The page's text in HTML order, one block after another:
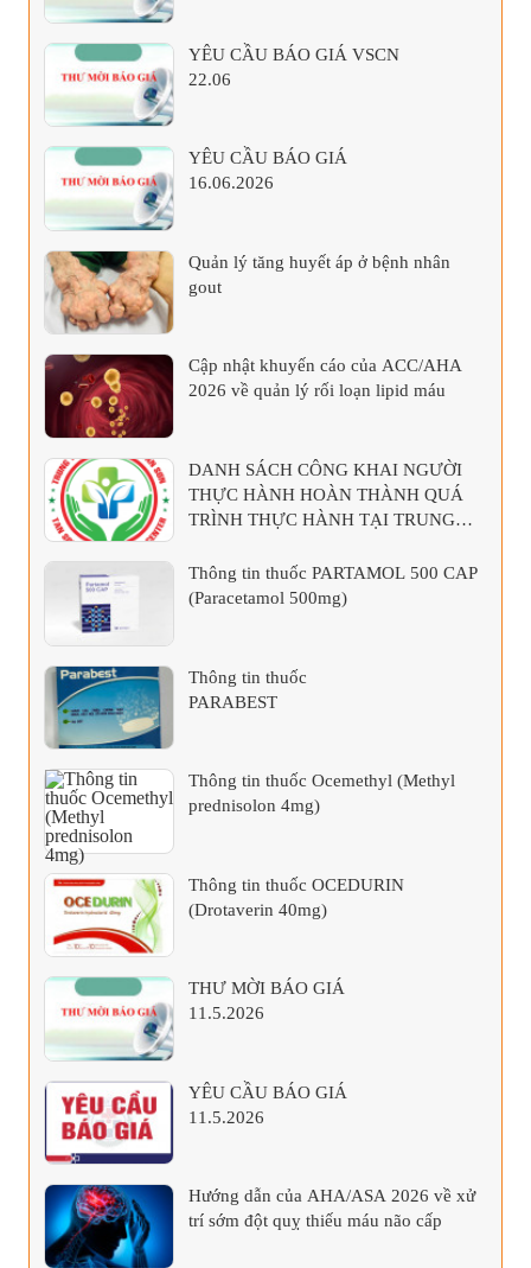
YÊU CẦU BÁO GIÁ VSCN
22.06
YÊU CẦU BÁO GIÁ
16.06.2026
Quản lý tăng huyết áp ở bệnh nhân
gout
Cập nhật khuyến cáo của ACC/AHA
2026 về quản lý rối loạn lipid máu
DANH SÁCH CÔNG KHAI NGƯỜI
THỰC HÀNH HOÀN THÀNH QUÁ
TRÌNH THỰC HÀNH TẠI TRUNG
Thông tin thuốc PARTAMOL 500 CAP
(Paracetamol 500mg)
Thông tin thuốc
PARABEST
Thông tin thuốc Ocemethyl (Methyl
prednisolon 4mg)
Thông tin thuốc OCEDURIN
(Drotaverin 40mg)
THƯ MỜI BÁO GIÁ
11.5.2026
YÊU CẦU BÁO GIÁ
11.5.2026
Hướng dẫn của AHA/ASA 2026 về xử
trí sớm đột quỵ thiếu máu não cấp